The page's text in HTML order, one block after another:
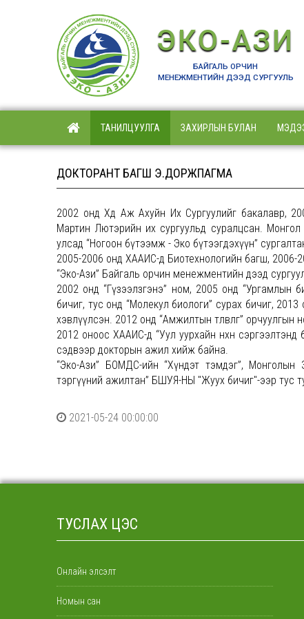
ЭКО-АЗИ
БАЙГАЛЬ ОРЧИН
МЕНЕЖМЕНТИЙН ДЭЭД СУРГУУЛЬ
ТАНИЛЦУУЛГА ЗАХИРЛЫН БУЛАН
ДОКТОРАНТ БАГШ Э.ДОРЖПАГМА
2002 онд Хөдөө Аж Ахуйн Их Сургуулийг
Мартин Лютэрийн их сургуульд суралцсан.
улсад “Ногоон бүтээмж - Эко бүтээгдэхүүн”
2005-2006 онд ХААИС-д Биотехнологийн багш, 2006-
“Эко-Ази” Байгаль орчин менежментийн дээд
2002 онд “Гүзээлзгэнэ” ном, 2005 онд “Ургамлын
бичиг, тус онд “Молекул биологи” сурах бичиг,
хэвлүүлсэн. 2012 онд “Амжилтын төлөвлөгөө”
2012 оноос ХААИС-д “Уул уурхайн нөхөн
сэдвээр докторын ажил хийж байна.
“Эко-Ази” БОМДС-ийн “Хүндэт тэмдэг”, Монголын
тэргүүний ажилтан” БШУЯ-НЫ "Жуух бичиг"-ээр тус
2021-05-24 00:00:00
ТУСЛАХ ЦЭС
Онлайн элсэлт
Номын сан